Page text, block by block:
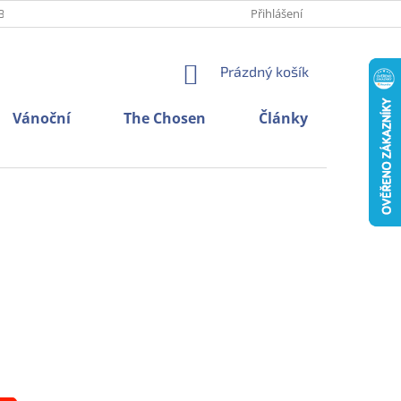
ÚDAJŮ Přihlášení
NÁKUPNÍ
Prázdný košík
Vánoční The Chosen Články